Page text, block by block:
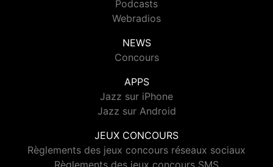
Podcasts
Webradios
NEWS
Concours
APPS
Jazz sur iPhone
Jazz sur Android
JEUX CONCOURS
Règlements des jeux concours réseaux sociaux